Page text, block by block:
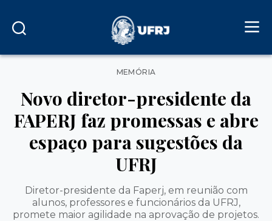
Categorias
MEMÓRIA
Novo diretor-presidente da
FAPERJ faz promessas e abre
espaço para sugestões da
UFRJ
Diretor-presidente da Faperj, em reunião com
alunos, professores e funcionários da UFRJ,
promete maior agilidade na aprovação de projetos.